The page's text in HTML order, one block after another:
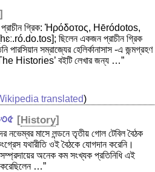
প্রাচীন গ্রিক: Ἡρόδοτος, Hēródotos,
ছিলেন একজন প্রাচীন গ্রিক
পারসিয়ান সম্রাজ্যের হেলির্কানাসাস -এ জন্মগ্রহণ
Histories’ বইটি লেখার জন্য …”
translated)
[History]
নভেম্বর মাসে লন্ডনে তৃতীয় গোল টেবিল বৈঠক
যথারীতি ওই বৈঠকে যোগদান করেনি।
অনেক কম সংখ্যক প্রতিনিধি এই
…”